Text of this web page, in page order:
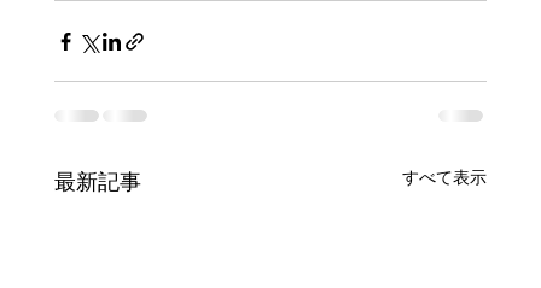
最新記事 すべて表示